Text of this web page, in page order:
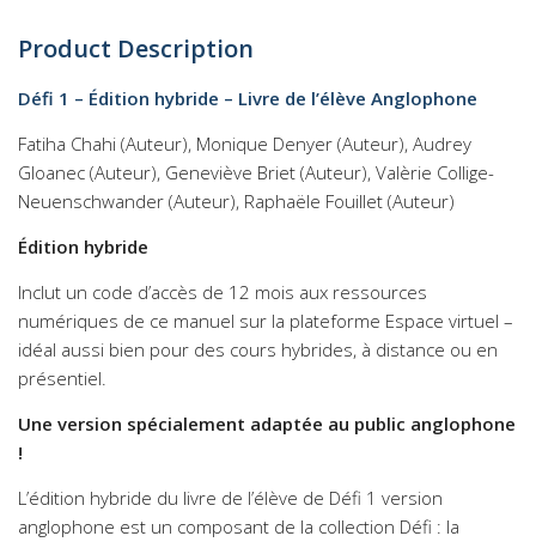
Product Description
Défi 1 – Édition hybride – Livre de l’élève Anglophone
Fatiha Chahi (Auteur), Monique Denyer (Auteur), Audrey
Gloanec (Auteur), Geneviève Briet (Auteur), Valèrie Collige-
Neuenschwander (Auteur), Raphaële Fouillet (Auteur)
Édition hybride
Inclut un code d’accès de 12 mois aux ressources
numériques de ce manuel sur la plateforme Espace virtuel –
idéal aussi bien pour des cours hybrides, à distance ou en
présentiel.
Une version spécialement adaptée au public anglophone
!
L’édition hybride du livre de l’élève de Défi 1 version
anglophone est un composant de la collection Défi : la